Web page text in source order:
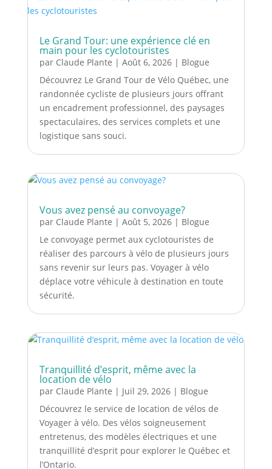
Le Grand Tour: une expérience clé en
main pour les cyclotouristes
par Claude Plante | Août 6, 2026| Blogue
Découvrez Le Grand Tour de Vélo Québec, une
randonnée cycliste de plusieurs jours offrant
un encadrement professionnel, des paysages
spectaculaires, des services complets et une
logistique sans souci.
Vous avez pensé au convoyage?
par Claude Plante | Août 5, 2026| Blogue
Le convoyage permet aux cyclotouristes de
réaliser des parcours à vélo de plusieurs jours
sans revenir sur leurs pas. Voyager à vélo
déplace votre véhicule à destination en toute
sécurité.
Tranquillité d’esprit, même avec la
location de vélo
par Claude Plante | Juil 29, 2026| Blogue
Découvrez le service de location de vélos de
Voyager à vélo. Des vélos soigneusement
entretenus, des modèles électriques et une
tranquillité d’esprit pour explorer le Québec et
l’Ontario.